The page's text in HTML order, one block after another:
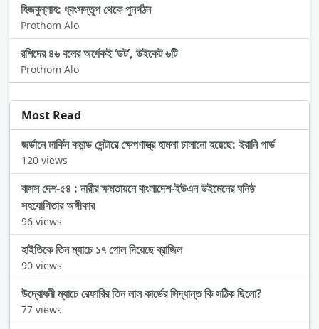
হিজবুল্লাহ: ধ্বংসস্তূপ থেকে পুনর্গঠন
Prothom Alo
রশিদের ৪৬ বলের অর্ধেকই ‘ডট’, উইকেট ৬টি
Prothom Alo
Most Read
জর্ডানে মার্কিন কমান্ড সেন্টারে ক্ষেপণাস্ত্র হামলা চালানো হয়েছে: ইরানি গার্ড
120 views
বাসস দেশ-৫৪ : নারীর ক্ষমতায়নে বাংলাদেশ-ইউএন উইমেনের ঘনিষ্ঠ
সহযোগিতার অঙ্গীকার
96 views
হাইতিকে তিন ম্যাচে ১৭ গোল দিয়েছে ব্রাজিল
90 views
উদ্বোধনী ম্যাচে রেফারির তিন লাল কার্ডের সিদ্ধান্ত কি সঠিক ছিলো?
77 views